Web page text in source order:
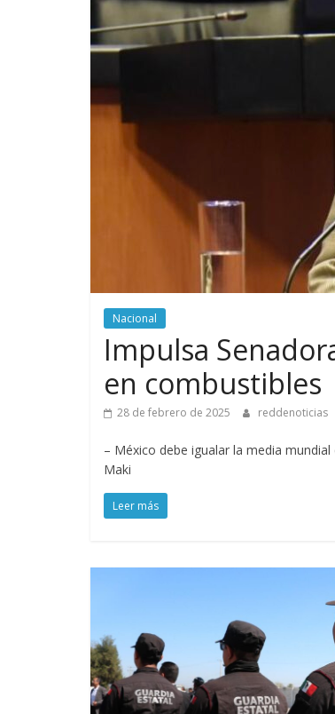
Nacional
Impulsa
en combustibles
28 de febrero de 2025 reddenoticias
– México debe igualar la media
Maki
Leer más